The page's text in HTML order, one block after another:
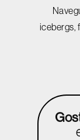
icebergs,